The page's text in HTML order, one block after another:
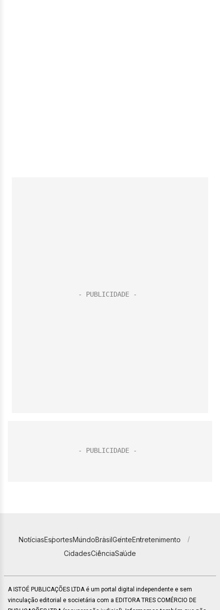
NotíciasEsportesMundoBrasilGenteEntretenimento
CidadesCiênciaSaúde
A ISTOÉ PUBLICAÇÕES LTDA é um portal digital independente e sem
vinculação editorial e societária com a EDITORA TRES COMÉRCIO DE